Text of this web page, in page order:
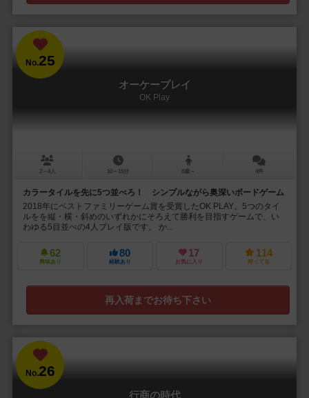
No.25
オーケープレイ
OK Play
2～4人 10～15分 8歳～ 4件
カラータイルを先に5つ並べろ！ シンプルながら奥深いボードゲーム
2018年にベストファミリーゲーム賞を受賞したOK PLAY。5つのタイ
ルをを縦・横・斜めのいずれかにそろえて勝利を目指すゲームで、い
わゆる5目並べの4人プレイ版です。 か...
62
興味あり
80
経験あり
17
お気に入り
114
持ってる
再入荷までお待ち下さい
No.26
行商の時代